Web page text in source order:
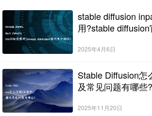
stable diffusion
用?stable
2025年4月6日
Stable Diffusion怎
及常见问题有哪些?
2025年11月20日